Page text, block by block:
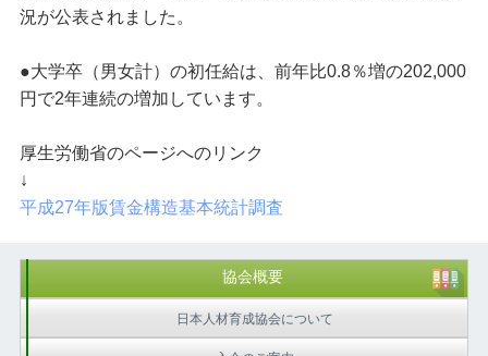
況が公表されました。
●大学卒（男女計）の初任給は、前年比0.8％増の202,000
円で2年連続の増加しています。
厚生労働省のページへのリンク
↓
平成27年版賃金構造基本統計調査
協会概要
日本人材育成協会について